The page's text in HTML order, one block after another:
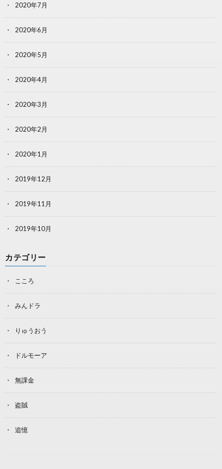
2020年7月
2020年6月
2020年5月
2020年4月
2020年3月
2020年2月
2020年1月
2019年12月
2019年11月
2019年10月
カテゴリー
こころ
みんドラ
りゅうおう
ドルモーア
無課金
盗賊
追憶